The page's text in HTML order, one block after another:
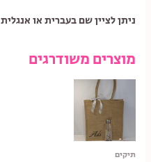
ניתן לציין שם בעברית או אנגלית
מוצרים משודרגים
תיקים